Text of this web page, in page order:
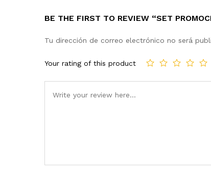
BE THE FIRST TO REVIEW “SET
Tu dirección de correo electrónico no será
Your rating of this product